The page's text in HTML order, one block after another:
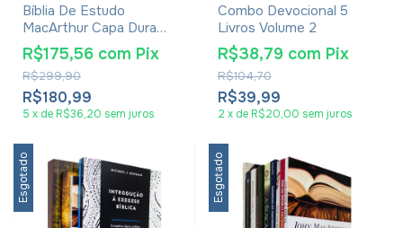
Bíblia De Estudo
MacArthur Capa Dura
Tecido
R$180,99
R$299,90
R$175,56 com Pix
5 x de R$36,20 sem juros
Combo Devocional 5
Livros Volume 2
R$39,99
R$104,70
R$38,79 com Pix
2 x de R$20,00 sem juros
Esgotado Esgotado